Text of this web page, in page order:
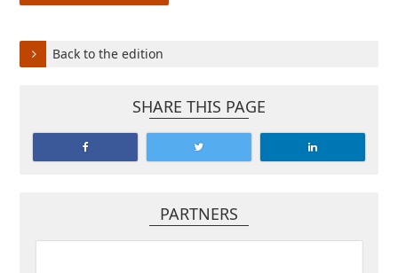
Back to the edition
SHARE THIS PAGE
PARTNERS